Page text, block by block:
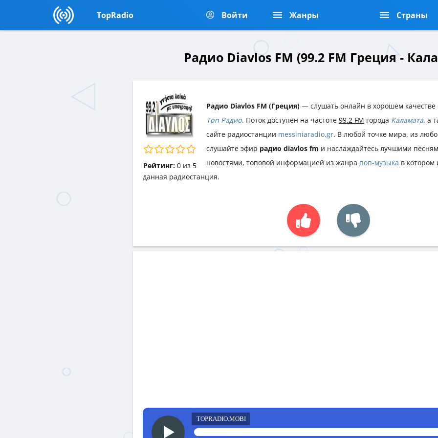
TopRadio Войти Жанры Страны
Радио Diavlos FM (99.2 FM Греция -
Рейтинг: 0из 5
Радио Diavlos FM (Греция) — слушать онлайн в хорошем качестве
Топ Радио. Поток доступен на частоте 99.2 FM города Каламата, а
сайте радиостанции messiniaradio.gr. В любой точке мира, из
слушайте эфир радио diavlos fm и наслаждайтесь лучшими
новостями, топовой информацией из жанра поп-музыка в котором
данная радиостанция.
TOPRADIO.MOBI